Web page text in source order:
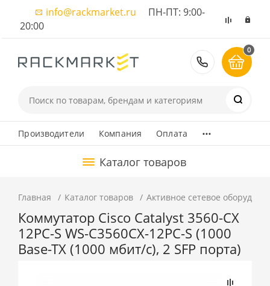
info@rackmarket.ru ПН-ПТ: 9:00-
20:00
8 (495)
0
Производители Компания Оплата ...
Каталог товаров
Главная Каталог товаров Активное сетевое
Коммутатор Cisco Catalyst 3560-CX
12PC-S WS-C3560CX-12PC-S (1000
Base-TX (1000 мбит/с), 2 SFP порта)